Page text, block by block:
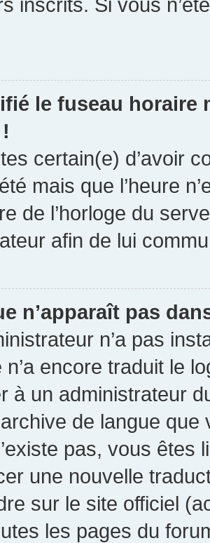
le fuseau horaire
certain(e) d’avoir
mais que l’heure
de l’horloge du
afin de lui
n’apparaît pas
n’a pas
n’a encore traduit le
à un administrateur
de langue
pas, vous êtes
une nouvelle
sur le site officiel
les pages du